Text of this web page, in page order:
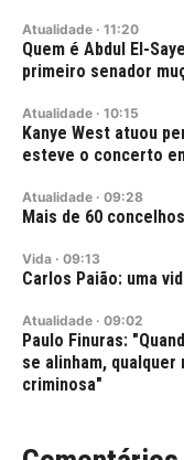
Atualidade · 11:20
Quem é Abdul El-
primeiro senador
Atualidade · 10:15
Kanye West atuou
esteve o concerto
Atualidade · 09:28
Mais de 60
Vida · 09:13
Carlos Paião: uma
Atualidade · 09:02
Paulo Finuras:
se alinham,
criminosa"